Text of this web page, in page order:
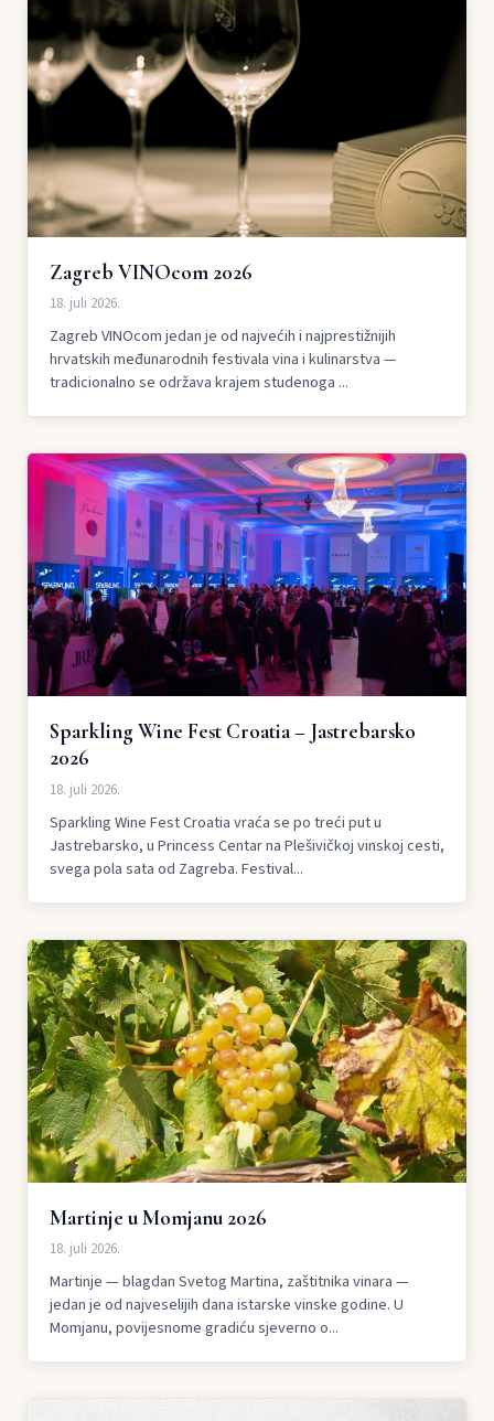
Zagreb VINOcom 2026
18. juli 2026.
Zagreb VINOcom jedan je od najvećih i najprestižnijih
hrvatskih međunarodnih festivala vina i kulinarstva —
tradicionalno se održava krajem studenoga ...
Sparkling Wine Fest Croatia – Jastrebarsko
2026
18. juli 2026.
Sparkling Wine Fest Croatia vraća se po treći put u
Jastrebarsko, u Princess Centar na Plešivičkoj vinskoj cesti,
svega pola sata od Zagreba. Festival...
Martinje u Momjanu 2026
18. juli 2026.
Martinje — blagdan Svetog Martina, zaštitnika vinara —
jedan je od najveselijih dana istarske vinske godine. U
Momjanu, povijesnome gradiću sjeverno o...